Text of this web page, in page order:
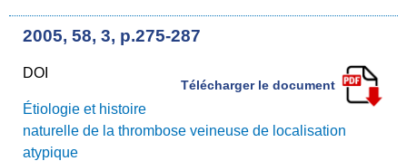
2005, 58, 3, p.275-287
DOI
Télécharger le document
Étiologie et histoire
naturelle de la thrombose veineuse de localisation
atypique